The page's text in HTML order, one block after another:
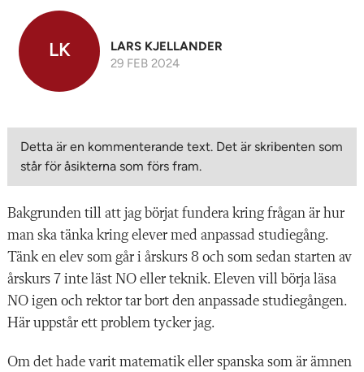
LK
LARS KJELLANDER
29 FEB 2024
Detta är en kommenterande text. Det är skribenten som
står för åsikterna som förs fram.
Bakgrunden till att jag börjat fundera kring frågan är hur
man ska tänka kring elever med anpassad studiegång.
Tänk en elev som går i årskurs 8 och som sedan starten av
årskurs 7 inte läst NO eller teknik. Eleven vill börja läsa
NO igen och rektor tar bort den anpassade studiegången.
Här uppstår ett problem tycker jag.
Om det hade varit matematik eller spanska som är ämnen